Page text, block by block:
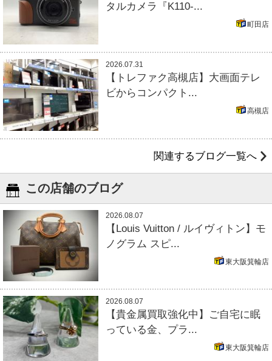
タルカメラ『K110-...
町田店
2026.07.31
【トレファク高槻店】大画面テレ
ビからコンパクト...
高槻店
関連するブログ一覧へ
この店舗のブログ
2026.08.07
【Louis Vuitton / ルイヴィトン】モ
ノグラム スピ...
東大阪箕輪店
2026.08.07
【貴金属買取強化中】ご自宅に眠
っている金、プラ...
東大阪箕輪店